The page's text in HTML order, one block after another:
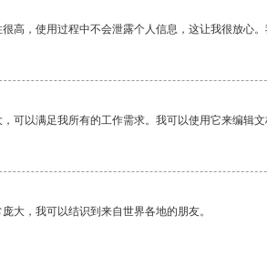
高，使用过程中不会泄露个人信息，这让我很放心
可以满足我所有的工作需求。我可以使用它来编辑文
大，我可以结识到来自世界各地的朋友。